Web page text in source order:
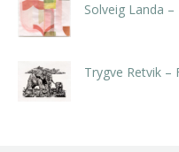
Solveig Landa
Trygve Retvik –